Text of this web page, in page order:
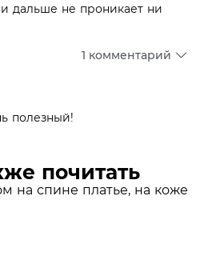
дальше не проникает ни
1 комментарий
полезный!
почитать